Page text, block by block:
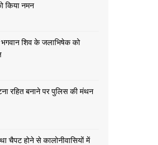
किया नमन
भगवान शिव के जलाभिषेक को
रहित बनाने पर पुलिस की मंथन
चैपट होने से कालोनीवासियों में